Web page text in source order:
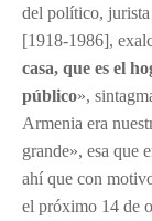
del político,
[1918-1986],
casa, que es el
público»,
Armenia era
grande», esa que
ahí que con
el próximo 14 de